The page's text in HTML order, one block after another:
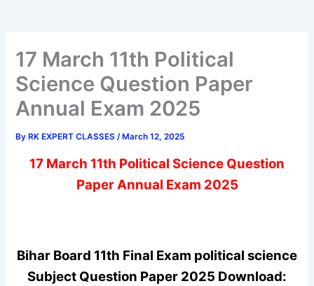
17 March 11th Political
Science Question Paper
Annual Exam 2025
By RK EXPERT CLASSES/ March 12, 2025
17 March 11th Political Science Question
Paper Annual Exam 2025
Bihar Board 11th Final Exam political science
Subject Question Paper 2025 Download: